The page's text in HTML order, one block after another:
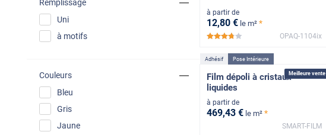
Remplissage
Uni
à motifs
Couleurs
Bleu
Gris
Jaune
à partir de
12,80 € le m² *
*****
OPAQ-1104ix
Meilleure vente
Adhésif Pose Intérieure
Film dépoli à cristaux
liquides
à partir de
469,43 € le m² *
SMART-FILM